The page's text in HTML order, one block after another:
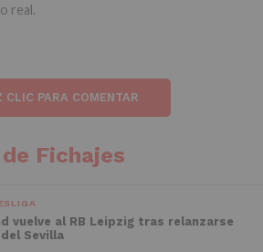
real.
CLIC PARA COMENTAR
Fichajes
vuelve al RB Leipzig tras relanzarse
Sevilla